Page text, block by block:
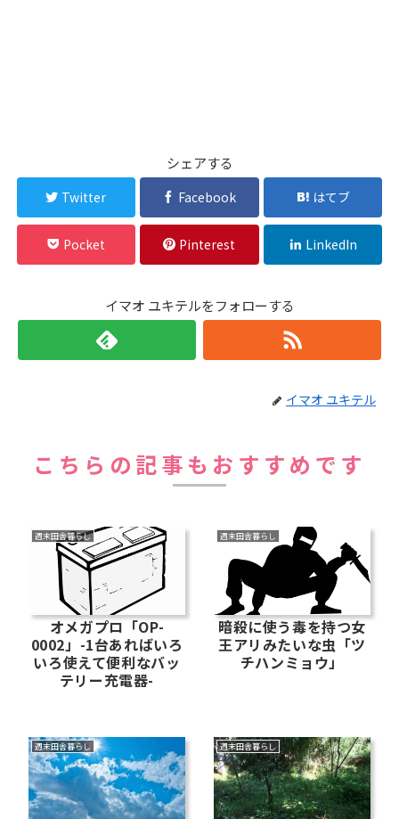
シェアする
Twitter Facebook はてブ
Pocket Pinterest LinkedIn
イマオ ユキテルをフォローする
イマオ ユキテル
こちらの記事もおすすめです
週末田舎暮らし
オメガプロ「OP-
0002」-1台あればいろ
いろ使えて便利なバッ
テリー充電器-
週末田舎暮らし
暗殺に使う毒を持つ女
王アリみたいな虫「ツ
チハンミョウ」
週末田舎暮らし 週末田舎暮らし